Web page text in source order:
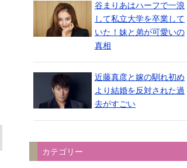
谷まりあはハーフで一浪
して私立大学を卒業して
いた！妹と弟が可愛いの
真相
近藤真彦と嫁の馴れ初め
より結婚を反対された過
去がすごい
カテゴリー